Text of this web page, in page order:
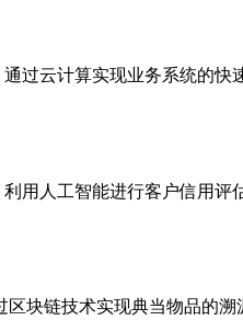
过云计算实现业务系统的
用人工智能进行客户信用
块链技术实现典当物品的